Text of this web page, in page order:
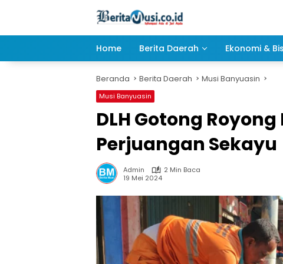
Home Berita Daerah Ekonomi &
Beranda Berita Daerah Musi Banyuasin
Musi Banyuasin
DLH Gotong
Perjuangan Sekayu
Admin
2 Min Baca
19 Mei 2024